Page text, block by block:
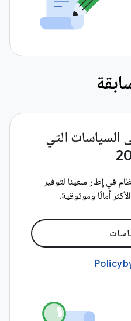
السياسات التي
في إطار سعينا لتوفير